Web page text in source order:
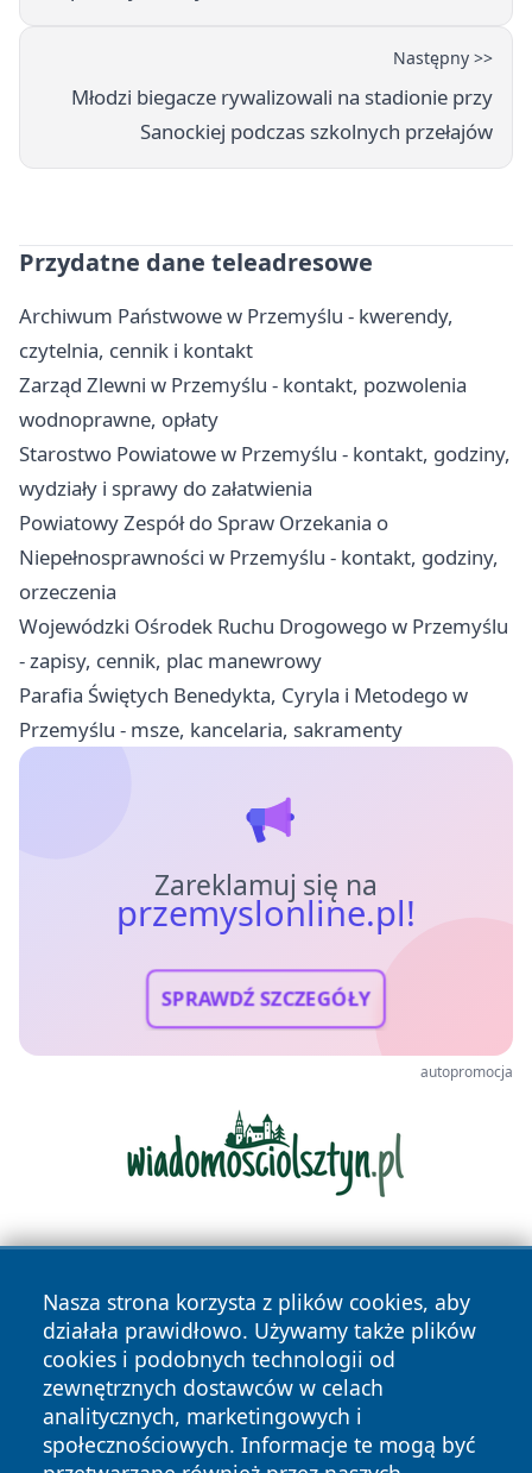
Następny >>
Młodzi biegacze rywalizowali na stadionie przy
Sanockiej podczas szkolnych przełajów
Przydatne dane teleadresowe
Archiwum Państwowe w Przemyślu - kwerendy,
czytelnia, cennik i kontakt
Zarząd Zlewni w Przemyślu - kontakt, pozwolenia
wodnoprawne, opłaty
Starostwo Powiatowe w Przemyślu - kontakt, godziny,
wydziały i sprawy do załatwienia
Powiatowy Zespół do Spraw Orzekania o
Niepełnosprawności w Przemyślu - kontakt, godziny,
orzeczenia
Wojewódzki Ośrodek Ruchu Drogowego w Przemyślu
- zapisy, cennik, plac manewrowy
Parafia Świętych Benedykta, Cyryla i Metodego w
Przemyślu - msze, kancelaria, sakramenty
Zareklamuj się na
przemyslonline.pl!
SPRAWDŹ SZCZEGÓŁY
autopromocja
Nasza strona korzysta z plików cookies, aby
działała prawidłowo. Używamy także plików
cookies i podobnych technologii od
zewnętrznych dostawców w celach
analitycznych, marketingowych i
społecznościowych. Informacje te mogą być
Copyright © 2026 przemyslonline.pl Wszystkie prawa
zastrzeżone.